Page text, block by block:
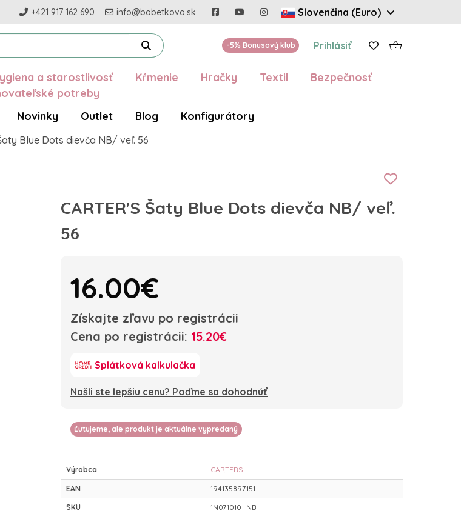
+421 917 162 690 info@babetkovo.sk Slovenčina (Euro)
-5% Bonusový klub Prihlásiť
a starostlivosť Kŕmenie Hračky Textil
Bezpečnosť
potreby
Novinky Outlet Blog Konfigurátory
Blue Dots dievča NB/ veľ. 56
CARTER'S Šaty Blue Dots dievča NB/ veľ.
56
16.00€
Získajte zľavu po registrácii
Cena po registrácii: 15.20€
Splátková kalkulačka
Našli ste lepšiu cenu? Poďme sa dohodnúť
Ľutujeme, ale produkt je aktuálne vypredaný
Výrobca CARTERS
EAN 194135897151
SKU 1N071010_NB